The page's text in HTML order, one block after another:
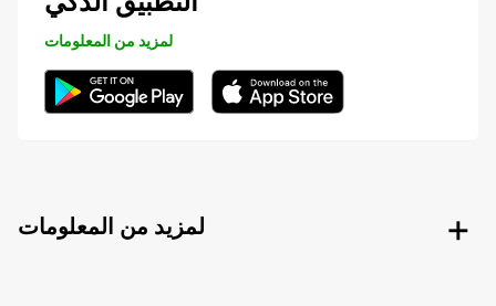
لمزيد من المعلومات
لمزيد من المعلومات